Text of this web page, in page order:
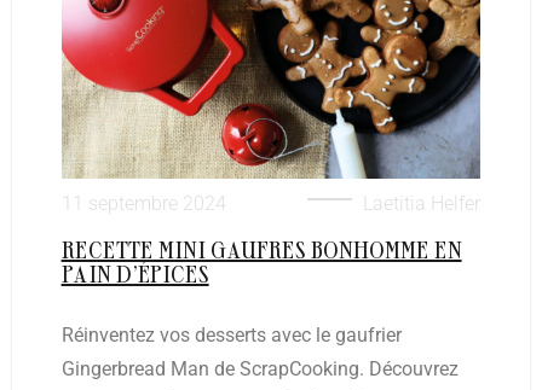
11 septembre 2024 Laetitia Helfer
RECETTE MINI GAUFRES BONHOMME EN
PAIN D’ÉPICES
Réinventez vos desserts avec le gaufrier
Gingerbread Man de ScrapCooking. Découvrez